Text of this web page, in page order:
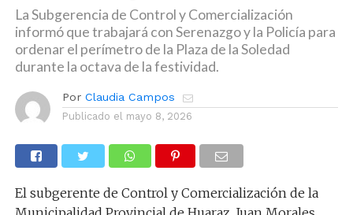
La Subgerencia de Control y Comercialización
informó que trabajará con Serenazgo y la Policía para
ordenar el perímetro de la Plaza de la Soledad
durante la octava de la festividad.
Por Claudia Campos
Publicado el mayo 8, 2026
El subgerente de Control y Comercialización de la